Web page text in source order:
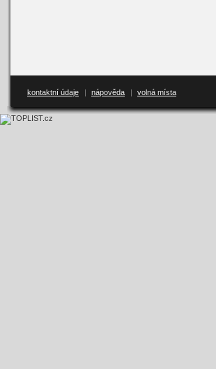
kontaktní údaje | nápověda | volná místa